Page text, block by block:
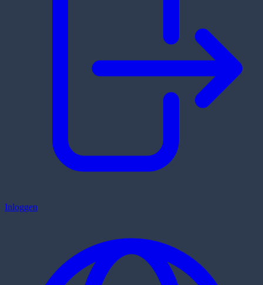
Inloggen